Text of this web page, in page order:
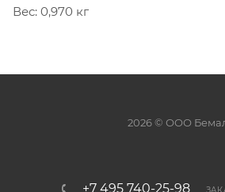
Вес: 0,970 кг
2026 © ООО
+7 495 740-25-98